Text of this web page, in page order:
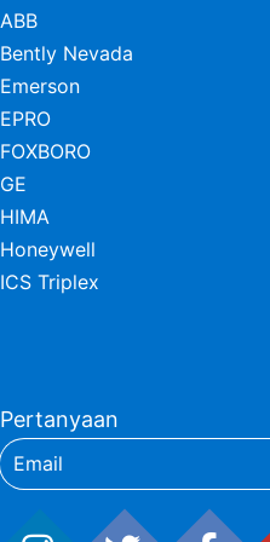
ABB
Bently Nevada
Emerson
EPRO
FOXBORO
GE
HIMA
Honeywell
ICS Triplex
Pertanyaan